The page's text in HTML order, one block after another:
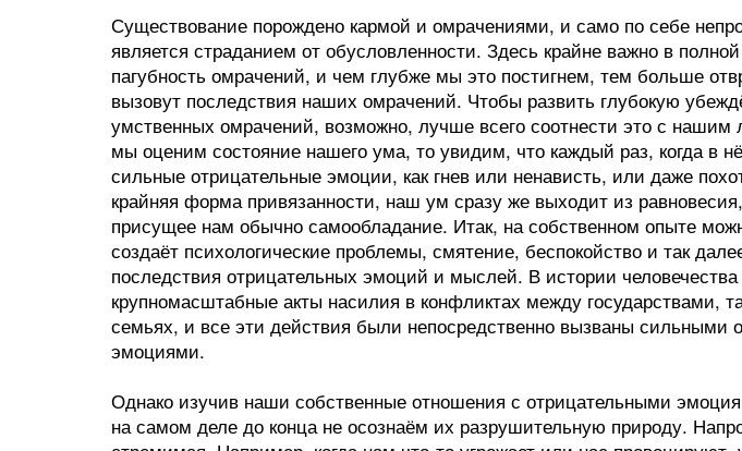
Существование порождено кармой и омрачениями, и само по себе
является страданием от обусловленности. Здесь крайне важно в
пагубность омрачений, и чем глубже мы это постигнем, тем больше
вызовут последствия наших омрачений. Чтобы развить глубокую
умственных омрачений, возможно, лучше всего соотнести это с
мы оценим состояние нашего ума, то увидим, что каждый раз, когда в
сильные отрицательные эмоции, как гнев или ненависть, или даже
крайняя форма привязанности, наш ум сразу же выходит из
присущее нам обычно самообладание. Итак, на собственном опыте
создаёт психологические проблемы, смятение, беспокойство и так
последствия отрицательных эмоций и мыслей. В истории
крупномасштабные акты насилия в конфликтах между государствами,
семьях, и все эти действия были непосредственно вызваны сильными
эмоциями.
Однако изучив наши собственные отношения с отрицательными
на самом деле до конца не осознаём их разрушительную природу.